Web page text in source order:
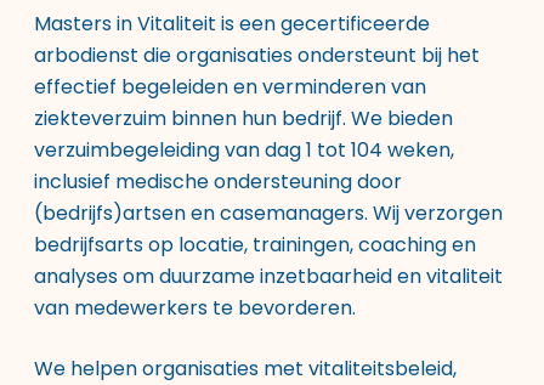
Masters in Vitaliteit is een gecertificeerde
arbodienst die organisaties ondersteunt bij het
effectief begeleiden en verminderen van
ziekteverzuim binnen hun bedrijf. We bieden
verzuimbegeleiding van dag 1 tot 104 weken,
inclusief medische ondersteuning door
(bedrijfs)artsen en casemanagers. Wij verzorgen
bedrijfsarts op locatie, trainingen, coaching en
analyses om duurzame inzetbaarheid en vitaliteit
van medewerkers te bevorderen.
We helpen organisaties met vitaliteitsbeleid,